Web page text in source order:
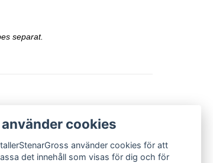
separat.
cookies
använder cookies för att
det innehåll som visas för dig och för